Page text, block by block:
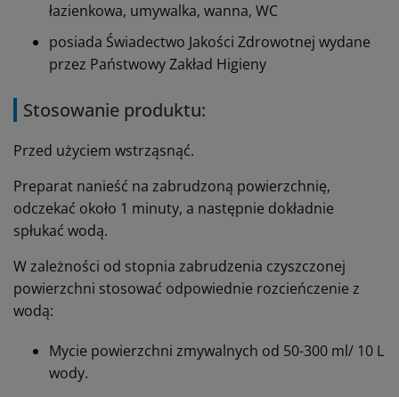
łazienkowa, umywalka, wanna, WC
posiada Świadectwo Jakości Zdrowotnej wydane
przez Państwowy Zakład Higieny
Stosowanie produktu:
Przed użyciem wstrząsnąć.
Preparat nanieść na zabrudzoną powierzchnię,
odczekać około 1 minuty, a następnie dokładnie
spłukać wodą.
W zależności od stopnia zabrudzenia czyszczonej
powierzchni stosować odpowiednie rozcieńczenie z
wodą:
Mycie powierzchni zmywalnych od 50-300 ml/ 10 L
wody.